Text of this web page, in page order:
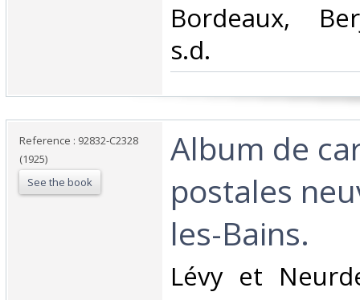
‎Bordeaux,
s.d. ‎
Reference : 92832-C2328
(1925)
See the book
‎Album de
postales
les-Bains.‎
‎Lévy et